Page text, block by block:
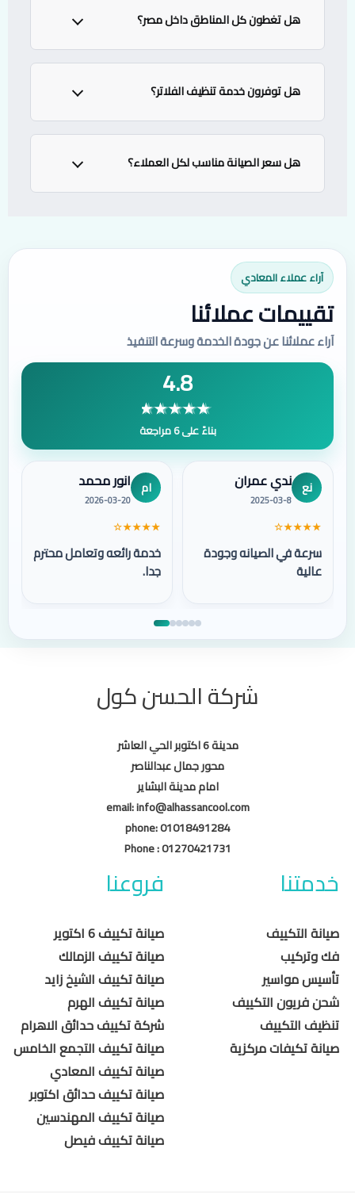
هل تغطون كل المناطق داخل مصر؟
نعم لدينا فروع داخل الشيخ زايد حدائق اكتوبر ٦ اكتوبر وغيرهم
من المناطق
هل توفرون خدمة تنظيف الفلاتر؟
نعم نوفر خدمة تنظيف الفلاتر
هل سعر الصيانة مناسب لكل العملاء؟
آراء عملاء المعادي
تقييمات عملائنا
آراء عملائنا عن جودة الخدمة وسرعة التنفيذ
4.8
بناءً على 6 مراجعة
ام انور محمد
2026-03-20
★★★★☆
خدمة رائعه وتعامل محترم
جدا.
نع ندي عمران
2025-03-8
★★★★☆
سرعة في الصيانه وجودة
عالية
شركة الحسن كول
مدينة 6 اكتوبر الحي العاشر
محور جمال عبدالناصر
امام مدينة البشاير
email: info@alhassancool.com
phone: 01018491284
Phone :01270421731
خدمتنا
صيانة التكييف
فك وتركيب
تأسيس مواسير
شحن فريون التكييف
تنظيف التكييف
صيانة تكيفات مركزية
فروعنا
صيانة تكييف 6 اكتوير
صيانة تكييف الزمالك
صيانة تكييف الشيخ زايد
صيانة تكييف الهرم
شركة تكييف حدائق الاهرام
صيانة تكييف التجمع الخامس
صيانة تكييف المعادي
صيانة تكييف حدائق اكتوبر
صيانة تكييف المهندسين
صيانة تكييف فيصل